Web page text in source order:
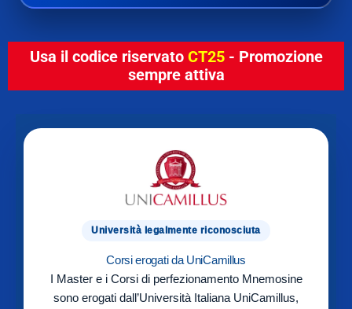
Usa il codice riservato CT25- Promozione
sempre attiva
Università legalmente riconosciuta
Corsi erogati da UniCamillus
I Master e i Corsi di perfezionamento Mnemosine
sono erogati dall’Università Italiana UniCamillus,